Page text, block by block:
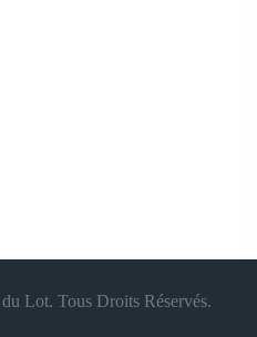
Lot. Tous Droits Réservés.